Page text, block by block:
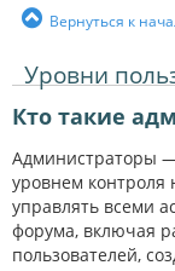
Вернуться к
Уровни
Кто такие
Администраторы
уровнем контроля
управлять всеми
форума, включая
пользователей,